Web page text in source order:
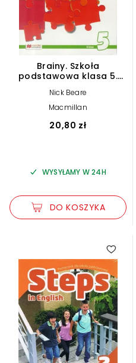
Brainy. Szkoła
podstawowa klasa 5.
Nick Beare
Macmillan
20,80 zł
WYSYŁAMY W 24H
DO KOSZYKA